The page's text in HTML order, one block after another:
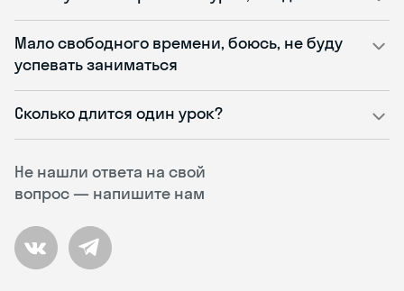
Не нашли ответа на свой
вопрос — напишите нам
Мало свободного времени, боюсь, не буду
успевать заниматься
Сколько длится один урок?